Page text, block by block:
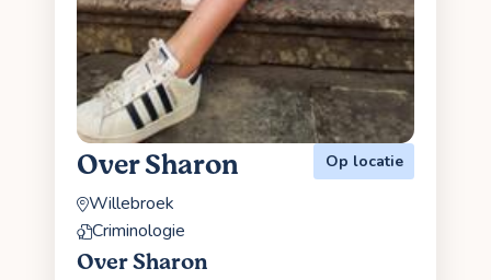
Over Sharon Op locatie
Willebroek
Criminologie
Over Sharon